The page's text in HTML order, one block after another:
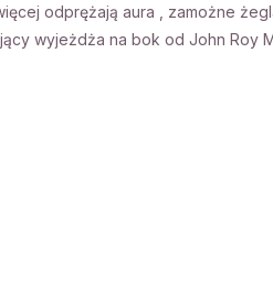
odprężają aura , zamożne
wyjeżdża na bok od John Roy